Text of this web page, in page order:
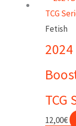
Fetish
2024
TCG
12,00€